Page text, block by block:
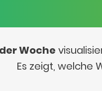
Woche
Es zeigt, welche